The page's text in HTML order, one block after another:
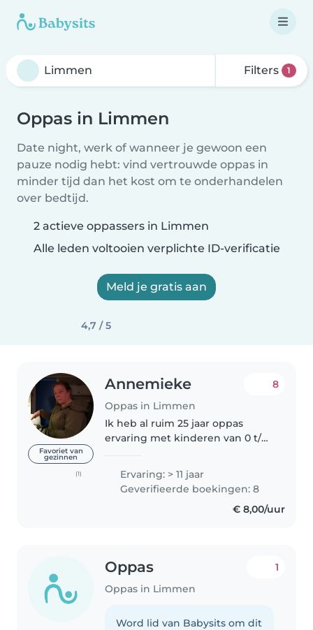
Filters 1
Oppas in Limmen
Date night, werk of wanneer je gewoon een
pauze nodig hebt: vind vertrouwde oppas in
minder tijd dan het kost om te onderhandelen
over bedtijd.
2 actieve oppassers in Limmen
Alle leden voltooien verplichte ID-verificatie
Meld je gratis aan
4,7 / 5
Favoriet van
gezinnen
(1)
Annemieke
Oppas in Limmen
8
Ik heb al ruim 25 jaar oppas
ervaring met kinderen van 0 t/m
helpende welzijn gedaan en
stage gelopen op een
kinderdagverblijf. Ik doe
Ervaring: > 11 jaar
Geverifieerde boekingen: 8
€ 8,00/uur
Oppas
Oppas in Limmen
1
Word lid van Babysits om dit